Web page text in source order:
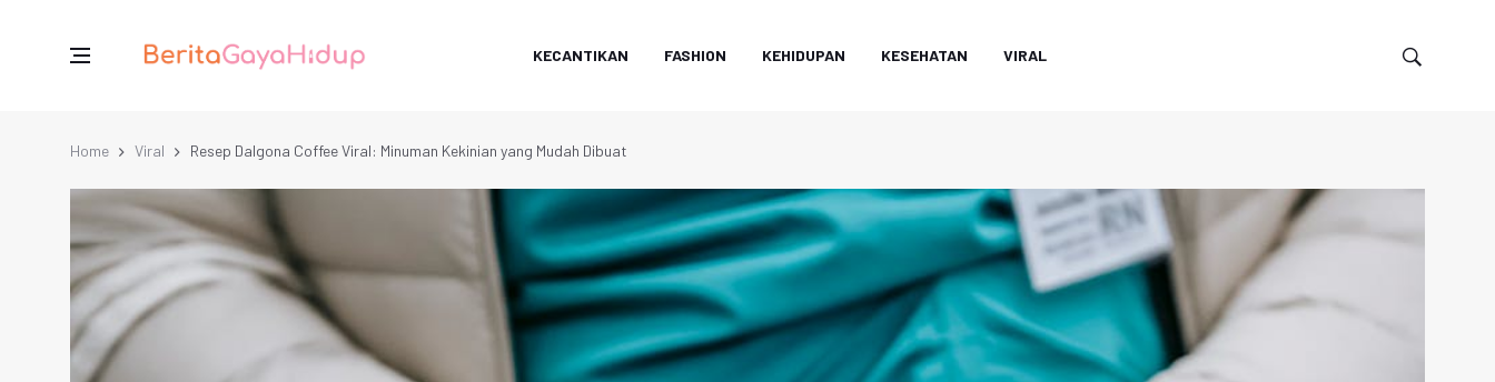
KECANTIKAN FASHION KEHIDUPAN KESEHATAN VIRAL
Home Viral Resep Dalgona Coffee Viral: Minuman Kekinian yang Mudah Dibuat